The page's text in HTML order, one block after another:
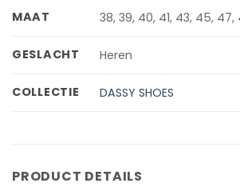
MAAT 38, 39, 40, 41, 43, 45,
GESLACHT Heren
COLLECTIE DASSY SHOES
PRODUCT DETAILS